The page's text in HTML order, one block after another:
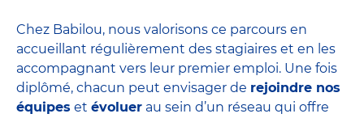
Chez Babilou, nous valorisons ce parcours en
accueillant régulièrement des stagiaires et en les
accompagnant vers leur premier emploi. Une fois
diplômé, chacun peut envisager de rejoindre nos
équipes et évoluer au sein d’un réseau qui offre